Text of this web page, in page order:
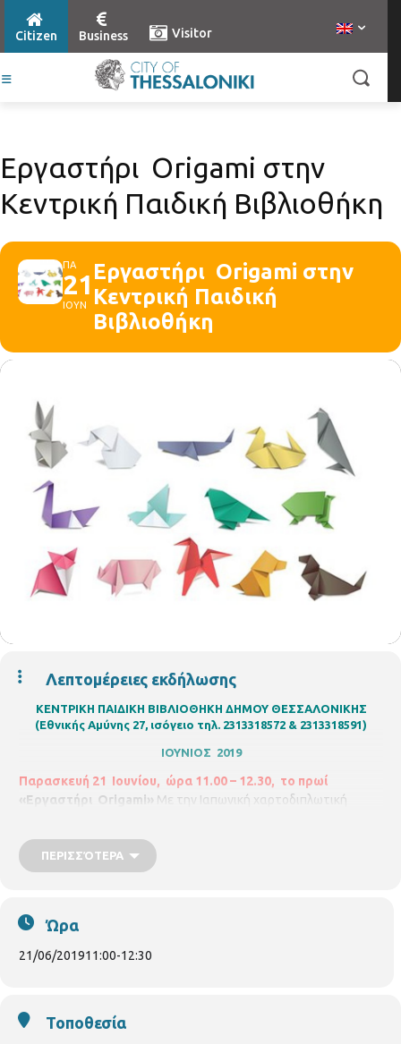
Citizen Business Visitor
Εργαστήρι Origami στην
Κεντρική Παιδική Βιβλιοθήκη
ΠΑ
21
ΙΟΥΝ
Εργαστήρι Origami στην
Κεντρική Παιδική
Βιβλιοθήκη
Λεπτομέρειες εκδήλωσης
ΚΕΝΤΡΙΚΗ ΠΑΙΔΙΚΗ ΒΙΒΛΙΟΘΗΚΗ ΔΗΜΟΥ ΘΕΣΣΑΛΟΝΙΚΗΣ
(Εθνικής Αμύνης 27, ισόγειο τηλ. 2313318572 & 2313318591)
ΙΟΥΝΙΟΣ 2019
Παρασκευή 21 Ιουνίου, ώρα 11.00 – 12.30, το πρωί
«Εργαστήρι Origami» Με την Ιαπωνική χαρτοδιπλωτική
φτιάχνουμε μια «φάρμα» με πολλά ζωάκια.
χρειαστεί να έχετε μαζί σας:
χρωμάτων. Για παιδιά 5 – 12 χρονών . Με ηλεκτρονική
ΠΕΡΙΣΣΌΤΕΡΑ
Ώρα
21/06/201911:00-12:30
Τοποθεσία